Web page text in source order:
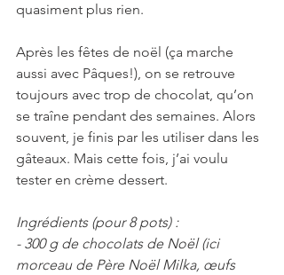
quasiment plus rien.
Après les fêtes de noël (ça marche
aussi avec Pâques!), on se retrouve
toujours avec trop de chocolat, qu’on
se traîne pendant des semaines. Alors
souvent, je finis par les utiliser dans les
gâteaux. Mais cette fois, j’ai voulu
tester en crème dessert.
Ingrédients (pour 8 pots) :
- 300 g de chocolats de Noël (ici
morceau de Père Noël Milka, œufs